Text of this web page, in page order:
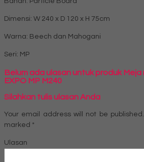
Dimensi: W 240 x D 120 x H 75cm
Warna: Beech dan Mahogani
Seri: MP
Belum ada ulasan untuk produk Meja
EXPO MP M240
Silahkan tulis ulasan Anda
Your email address will not be published.
marked *
Ulasan